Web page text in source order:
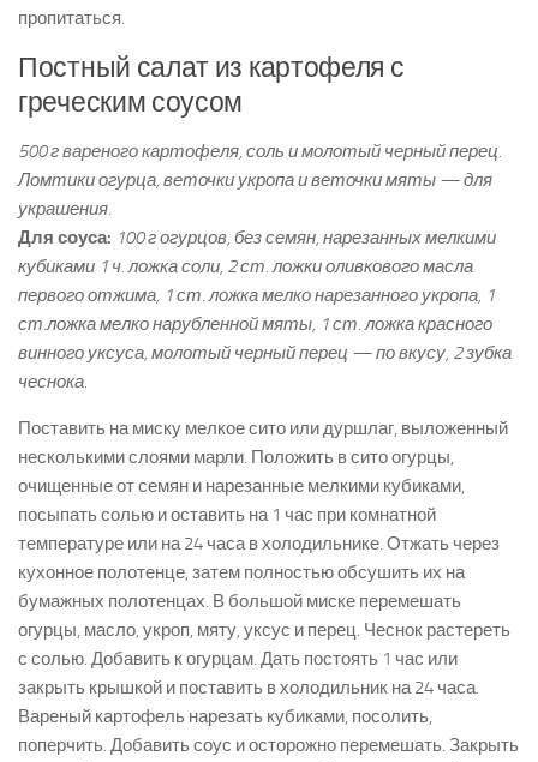
пропитаться.
Постный салат из картофеля с
греческим соусом
500 г вареного картофеля, соль и молотый черный перец.
Ломтики огурца, веточки укропа и веточки мяты — для
украшения.
Для соуса: 100 г огурцов, без семян, нарезанных мелкими
кубиками 1 ч. ложка соли, 2 ст. ложки оливкового масла
первого отжима, 1 ст. ложка мелко нарезанного укропа, 1
ст.ложка мелко нарубленной мяты, 1 ст. ложка красного
винного уксуса, молотый черный перец — по вкусу, 2 зубка
чеснока.
Поставить на миску мелкое сито или дуршлаг, выложенный
несколькими слоями марли. Положить в сито огурцы,
очищенные от семян и нарезанные мелкими кубиками,
посыпать солью и оставить на 1 час при комнатной
температуре или на 24 часа в холодильнике. Отжать через
кухонное полотенце, затем полностью обсушить их на
бумажных полотенцах. В большой миске перемешать
огурцы, масло, укроп, мяту, уксус и перец. Чеснок растереть
с солью. Добавить к огурцам. Дать постоять 1 час или
закрыть крышкой и поставить в холодильник на 24 часа.
Вареный картофель нарезать кубиками, посолить,
поперчить. Добавить соус и осторожно перемешать. Закрыть